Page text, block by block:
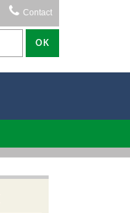
Contact
OK